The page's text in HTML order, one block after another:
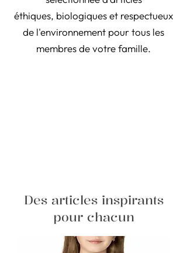
éthiques, biologiques et respectueux
de l'environnement pour tous les
membres de votre famille.
Des articles inspirants
pour chacun